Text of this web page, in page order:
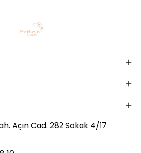
Açın Cad. 282 Sokak 4/17